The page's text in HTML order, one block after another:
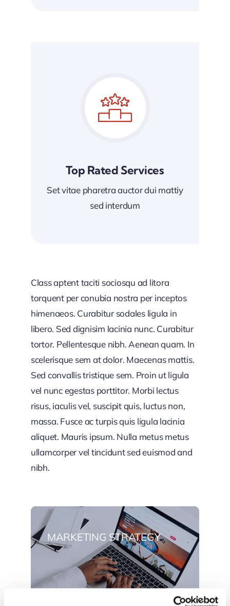
Top Rated Services
Set vitae pharetra auctor dui mattiy
sed interdum
Class aptent taciti sociosqu ad litora
torquent per conubia nostra per inceptos
himenaeos. Curabitur sodales ligula in
libero. Sed dignisim lacinia nunc. Curabitur
tortor. Pellentesque nibh. Aenean quam. In
scelerisque sem at dolor. Maecenas mattis.
Sed convallis tristique sem. Proin ut ligula
vel nunc egestas porttitor. Morbi lectus
risus, iaculis vel, suscipit quis, luctus non,
massa. Fusce ac turpis quis ligula lacinia
aliquet. Mauris ipsum. Nulla metus metus
ullamcorper vel tincidunt sed euismod and
nibh.
MARKETING STRATEGY